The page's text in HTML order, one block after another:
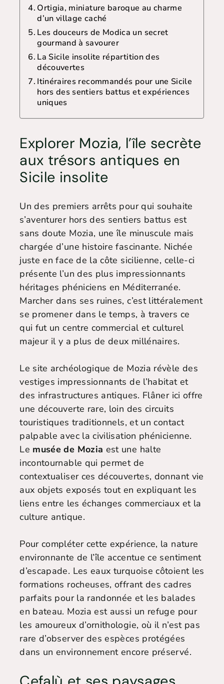
Ortigia, miniature baroque au charme
d’un village caché
Les douceurs de Modica un secret
gourmand à savourer
La Sicile insolite répartition des
découvertes
Itinéraires recommandés pour une Sicile
hors des sentiers battus et expériences
uniques
Explorer Mozia, l’île secrète
aux trésors antiques en
Sicile insolite
Un des premiers arrêts pour qui souhaite
s’aventurer hors des sentiers battus est
sans doute Mozia, une île minuscule mais
chargée d’une histoire fascinante. Nichée
juste en face de la côte sicilienne, celle-ci
présente l’un des plus impressionnants
héritages phéniciens en Méditerranée.
Marcher dans ses ruines, c’est littéralement
se promener dans le temps, à travers ce
qui fut un centre commercial et culturel
majeur il y a plus de deux millénaires.
Le site archéologique de Mozia révèle des
vestiges impressionnants de l’habitat et
des infrastructures antiques. Flâner ici offre
une découverte rare, loin des circuits
touristiques traditionnels, et un contact
palpable avec la civilisation phénicienne.
Le musée de Mozia est une halte
incontournable qui permet de
contextualiser ces découvertes, donnant vie
aux objets exposés tout en expliquant les
liens entre les échanges commerciaux et la
culture antique.
Pour compléter cette expérience, la nature
environnante de l’île accentue ce sentiment
d’escapade. Les eaux turquoise côtoient les
formations rocheuses, offrant des cadres
parfaits pour la randonnée et les balades
en bateau. Mozia est aussi un refuge pour
les amoureux d’ornithologie, où il n’est pas
rare d’observer des espèces protégées
dans un environnement encore préservé.